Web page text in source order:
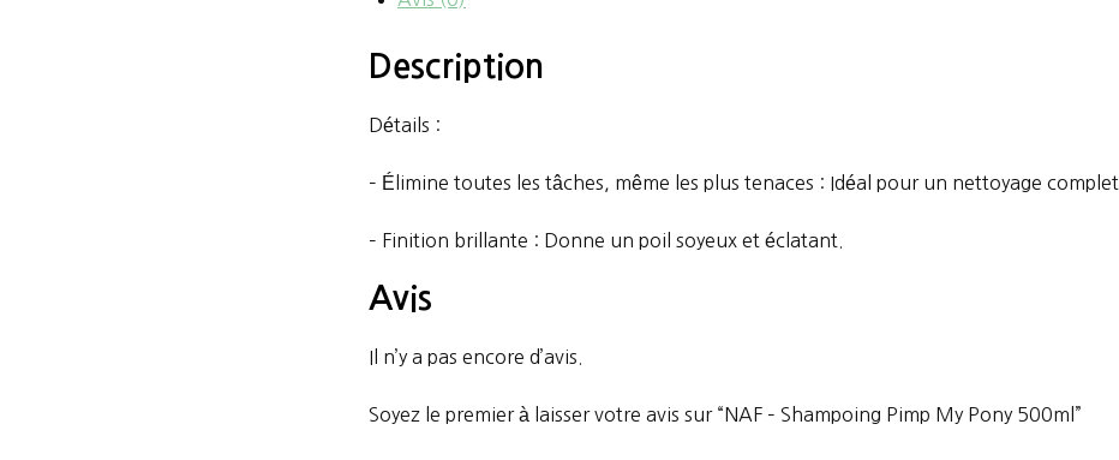
Pony
Description
Détails :
– Élimine toutes les tâches, même les plus tenaces : Idéal pour un nettoyage complet.
– Finition brillante : Donne un poil soyeux et éclatant.
Avis
Il n’y a pas encore d’avis.
Soyez le premier à laisser votre avis sur “NAF – Shampoing Pimp My Pony 500ml”